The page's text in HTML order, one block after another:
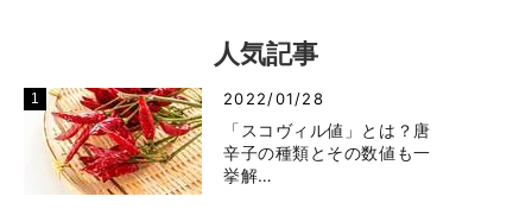
人気記事
2022/01/28
「スコヴィル値」とは？唐
辛子の種類とその数値も一
挙解…